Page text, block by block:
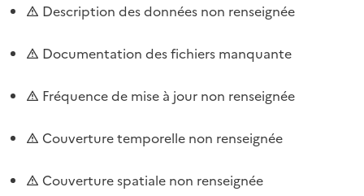
Description des données non renseignée
Documentation des fichiers manquante
Fréquence de mise à jour non renseignée
Couverture temporelle non renseignée
Couverture spatiale non renseignée